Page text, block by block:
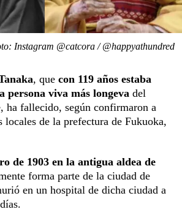
Instagram @catcora / @happyathundred
, que con 119 años estaba
persona viva más longeva del
ha fallecido, según confirmaron a
locales de la prefectura de Fukuoka,
de 1903 en la antigua aldea de
forma parte de la ciudad de
en un hospital de dicha ciudad a